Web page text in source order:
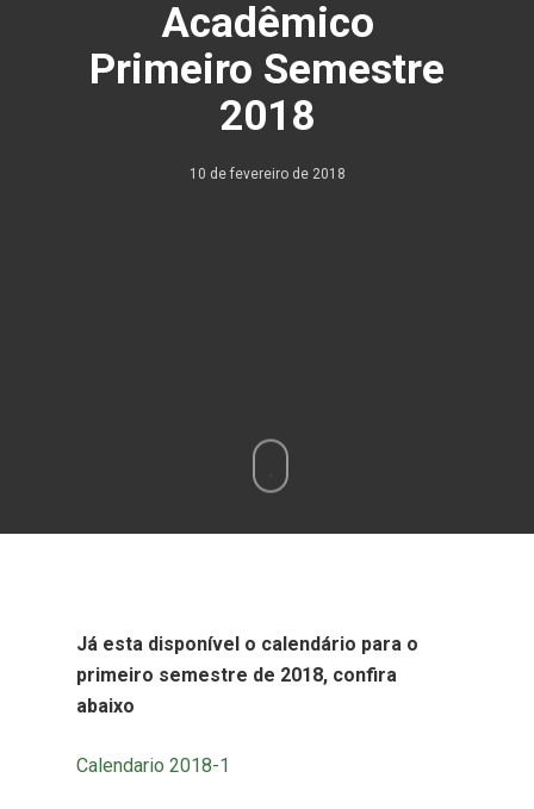
Acadêmico
Primeiro Semestre
2018
10 de fevereiro de 2018
Já esta disponível o calendário para o
primeiro semestre de 2018, confira
abaixo
Calendario 2018-1